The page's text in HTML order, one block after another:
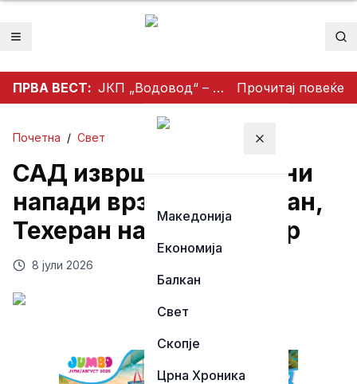
Отвори мени
ПРВА ВЕСТ: ЈКП „Водовод“ – Битола продолжува со реконструкција и модернизација на водоводната мрежа Прочитај повеќе
Затвори мени
Македонија
Економија
Балкан
Свет
Скопје
Црна Хроника
Почетна / Свет
САД извршија воздушни
напади врз цели во Иран,
Техеран најави одговор
8 јули 2026